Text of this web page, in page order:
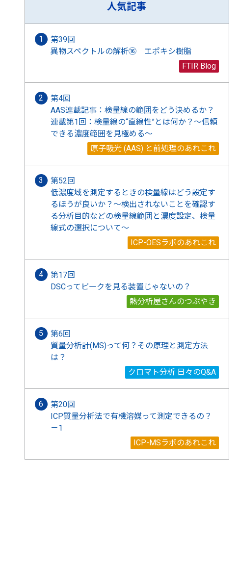
人気記事
第39回
異物スペクトルの解析⑯ エポキシ樹脂
FTIR Blog
第4回
AAS連載記事：検量線の範囲をどう決めるか？
連載第1回：検量線の“直線性”とは何か？〜信頼
できる濃度範囲を見極める〜
原子吸光 (AAS) と前処理のあれこれ
第52回
低濃度域を測定するときの検量線はどう設定す
るほうが良いか？～検出されないことを確認す
る分析目的などの検量線範囲と濃度設定、検量
線式の選択について～
ICP-OESラボのあれこれ
第17回
DSCってピークを見る装置じゃないの？
熱分析屋さんのつぶやき
第6回
質量分析計(MS)って何？その原理と測定方法
は？
クロマト分析 日々のQ&A
第20回
ICP質量分析法で有機溶媒って測定できるの？
－1
ICP-MSラボのあれこれ